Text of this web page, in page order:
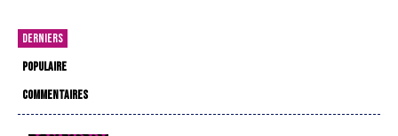
DERNIERS
POPULAIRE
COMMENTAIRES